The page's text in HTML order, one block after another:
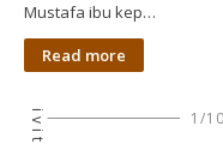
Mustafa ibu kep…
Read more
1/